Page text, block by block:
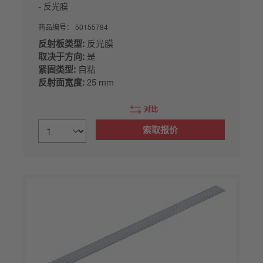
反光膜
商品编号： 50155784
反射板类型: 反光膜
取决于方向: 是
紧固类型: 自粘
反射面宽度: 25 mm
对比
索取报价